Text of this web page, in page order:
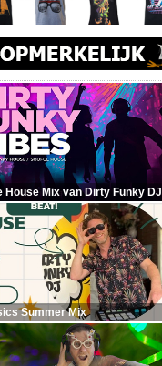
House Mix van Dirty Funky DJ
Summer Mix